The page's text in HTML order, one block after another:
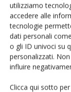
utilizziamo
accedere alle
tecnologie
dati personali
o gli ID univoci su
personalizzati.
influire
Clicca qui sotto
Rimani